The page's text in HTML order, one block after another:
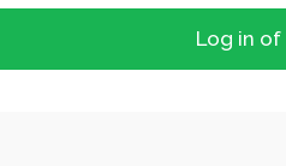
Log in